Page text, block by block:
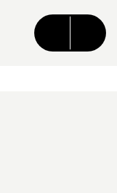
CONTENU